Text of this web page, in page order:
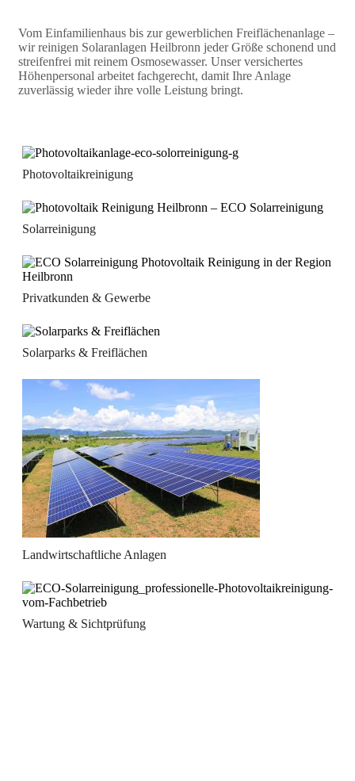
Vom Einfamilienhaus bis zur gewerblichen Freiflächenanlage –
wir reinigen Solaranlagen Heilbronn jeder Größe schonend und
streifenfrei mit reinem Osmosewasser. Unser versichertes
Höhenpersonal arbeitet fachgerecht, damit Ihre Anlage
zuverlässig wieder ihre volle Leistung bringt.
Photovoltaikreinigung
Solarreinigung
Privatkunden & Gewerbe
Solarparks & Freiflächen
Landwirtschaftliche Anlagen
Wartung & Sichtprüfung